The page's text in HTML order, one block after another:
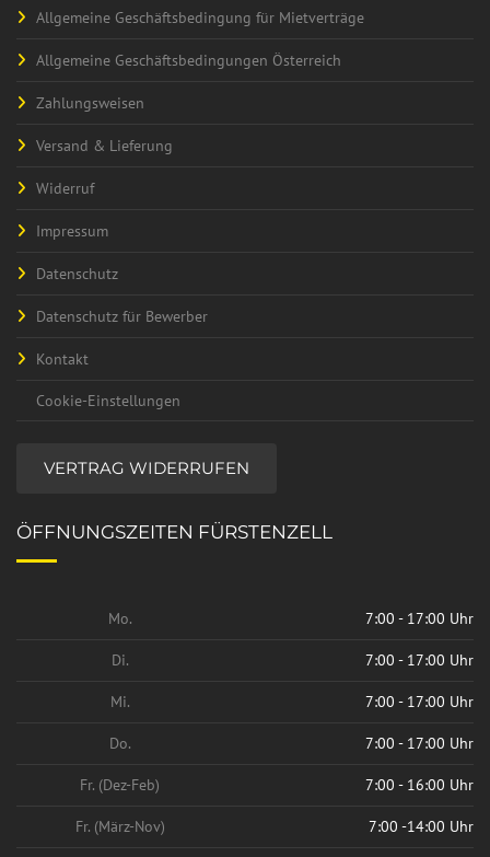
Allgemeine Geschäftsbedingung für Mietverträge
Allgemeine Geschäftsbedingungen Österreich
Zahlungsweisen
Versand & Lieferung
Widerruf
Impressum
Datenschutz
Datenschutz für Bewerber
Kontakt
Cookie-Einstellungen
VERTRAG WIDERRUFEN
ÖFFNUNGSZEITEN FÜRSTENZELL
Mo. 7:00 - 17:00 Uhr
Di. 7:00 - 17:00 Uhr
Mi. 7:00 - 17:00 Uhr
Do. 7:00 - 17:00 Uhr
Fr. (Dez-Feb) 7:00 - 16:00 Uhr
Fr. (März-Nov) 7:00 -14:00 Uhr